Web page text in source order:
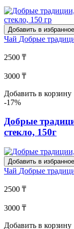
Добавить в избранное
Чай Добрые
2500 ₸
3000 ₸
Добавить в корзину
-17%
Добрые
стекло, 150г
Добавить в избранное
Чай Добрые
2500 ₸
3000 ₸
Добавить в корзину